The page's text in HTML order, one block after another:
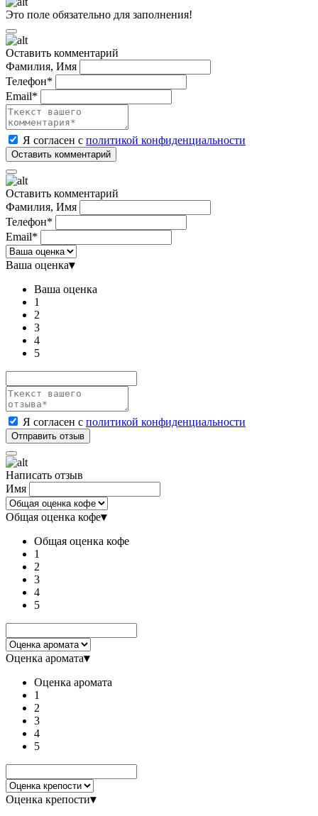
Это поле обязательно для заполнения!
Оставить комментарий
Фамилия, Имя
Телефон*
Email*
Я согласен с политикой конфиденциальности
Оставить комментарий
Фамилия, Имя
Телефон*
Email*
Ваша оценка▾
Ваша оценка
1
2
3
4
5
Я согласен с политикой конфиденциальности
Написать отзыв
Имя
Общая оценка кофе▾
Общая оценка кофе
1
2
3
4
5
Оценка аромата▾
Оценка аромата
1
2
3
4
5
Оценка крепости▾